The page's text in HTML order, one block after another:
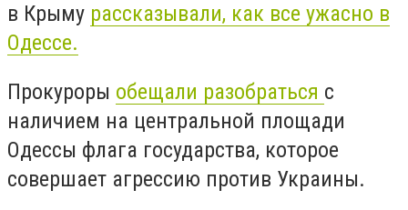
в Крыму рассказывали, как все ужасно в
Одессе.
Прокуроры обещали разобраться с
наличием на центральной площади
Одессы флага государства, которое
совершает агрессию против Украины.